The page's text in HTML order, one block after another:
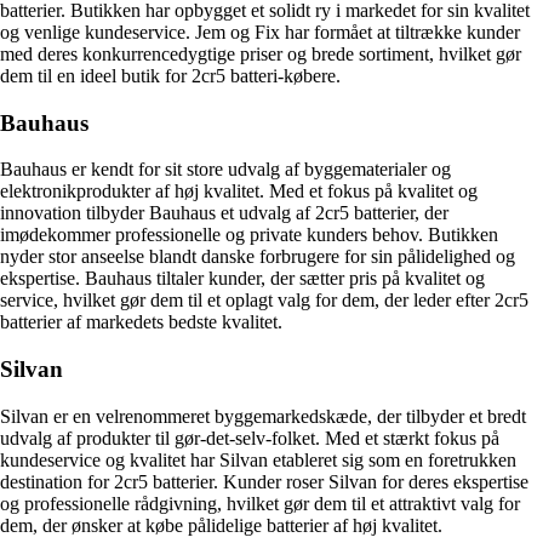
batterier. Butikken har opbygget et solidt ry i markedet for sin kvalitet
og venlige kundeservice. Jem og Fix har formået at tiltrække kunder
med deres konkurrencedygtige priser og brede sortiment, hvilket gør
dem til en ideel butik for 2cr5 batteri-købere.
Bauhaus
Bauhaus er kendt for sit store udvalg af byggematerialer og
elektronikprodukter af høj kvalitet. Med et fokus på kvalitet og
innovation tilbyder Bauhaus et udvalg af 2cr5 batterier, der
imødekommer professionelle og private kunders behov. Butikken
nyder stor anseelse blandt danske forbrugere for sin pålidelighed og
ekspertise. Bauhaus tiltaler kunder, der sætter pris på kvalitet og
service, hvilket gør dem til et oplagt valg for dem, der leder efter 2cr5
batterier af markedets bedste kvalitet.
Silvan
Silvan er en velrenommeret byggemarkedskæde, der tilbyder et bredt
udvalg af produkter til gør-det-selv-folket. Med et stærkt fokus på
kundeservice og kvalitet har Silvan etableret sig som en foretrukken
destination for 2cr5 batterier. Kunder roser Silvan for deres ekspertise
og professionelle rådgivning, hvilket gør dem til et attraktivt valg for
dem, der ønsker at købe pålidelige batterier af høj kvalitet.